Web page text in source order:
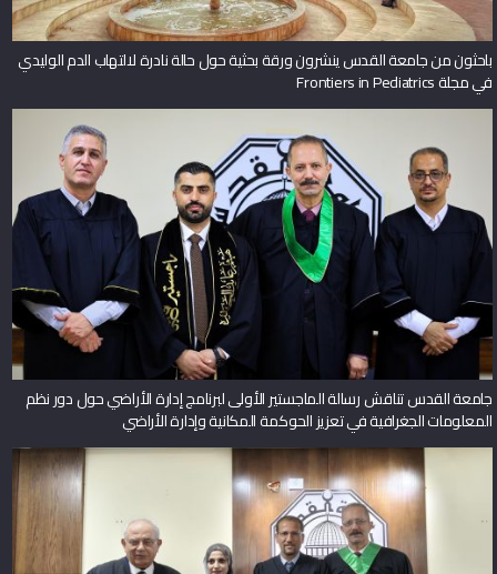
باحثون من جامعة القدس ينشرون ورقة بحثية حول حالة نادرة لالتهاب الدم الوليدي
في مجلة Frontiers in Pediatrics
جامعة القدس تناقش رسالة الماجستير الأولى لبرنامج إدارة الأراضي حول دور نظم
المعلومات الجغرافية في تعزيز الحوكمة المكانية وإدارة الأراضي